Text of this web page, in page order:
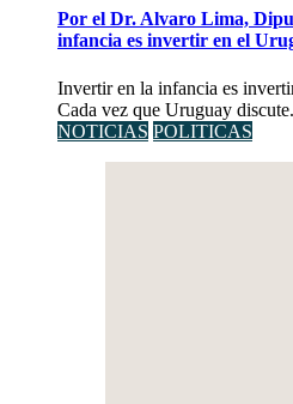
Por el Dr. Alvaro Lima,
infancia es invertir en el
Invertir en la infancia es
Cada vez que Uruguay
NOTICIAS POLITICAS